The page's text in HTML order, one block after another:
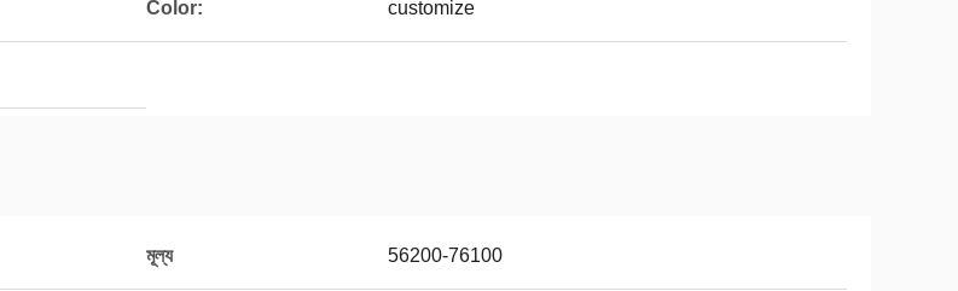
Color: customize
মূল্য 56200-76100